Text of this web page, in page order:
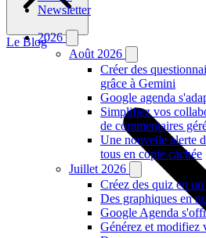
Newsletter
2026
Août 2026
Créer des
grâce à Gemini
Google agenda
Simplifiez vos
de commentaires
Une nouvelle alerte
tous en copie cachée
Juillet 2026
Créez des quiz en
Des graphiques en
Google Agenda
Générez et modifiez
Le Blog